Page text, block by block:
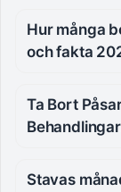
Hur många
och fakta
Ta Bort
Stavas